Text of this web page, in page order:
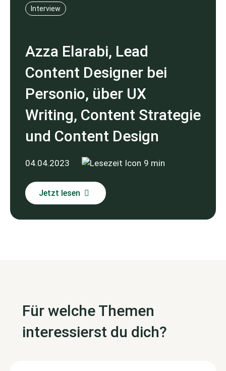
Interview
Azza Elarabi, Lead
Content Designer bei
Personio, über UX
Writing, Content Strategie
und Content Design
04.04.2023 9 min
Jetzt lesen
Für welche Themen
interessierst du dich?